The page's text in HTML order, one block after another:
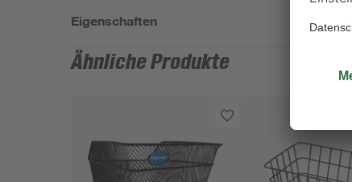
Eigenschaften
Ähnliche Produkte